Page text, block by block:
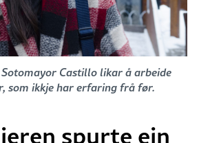
Castillo likar å arbeide
som ikkje har erfaring frå før.
spurte ein